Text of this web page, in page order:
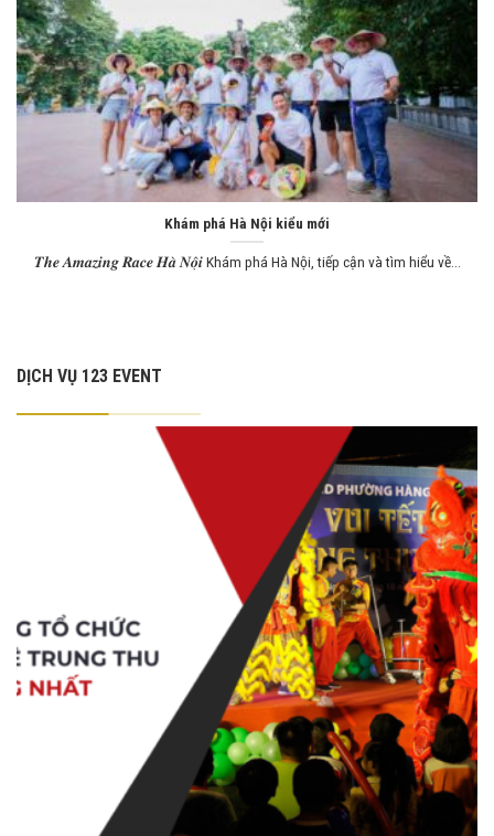
Khám phá Hà Nội kiểu mới
𝑻𝒉𝒆 𝑨𝒎𝒂𝒛𝒊𝒏𝒈 𝑹𝒂𝒄𝒆 𝑯𝒂̀ 𝑵𝒐̣̂𝒊 Khám phá Hà Nội, tiếp cận và tìm hiểu về...
DỊCH VỤ 123 EVENT